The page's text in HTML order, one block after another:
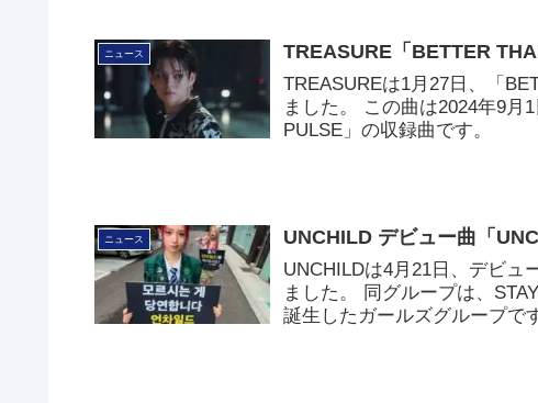
ニュース TREASURE「BETTER
TREASUREは1月27日、「
ました。 この曲は2024年9月
PULSE」の収録曲です。
ニュース UNCHILD デビュー曲「
UNCHILDは4月21日、デビュ
ました。 同グループは、
誕生したガールズグループで